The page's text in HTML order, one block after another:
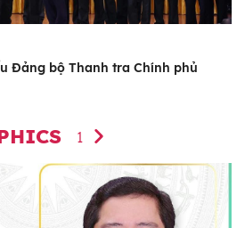
Đảng bộ Thanh tra Chính phủ
1